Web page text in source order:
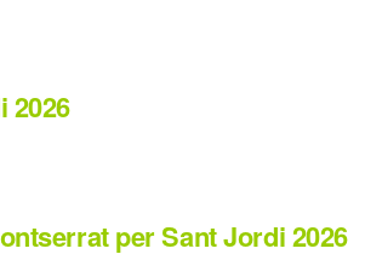
2026
per Sant Jordi 2026